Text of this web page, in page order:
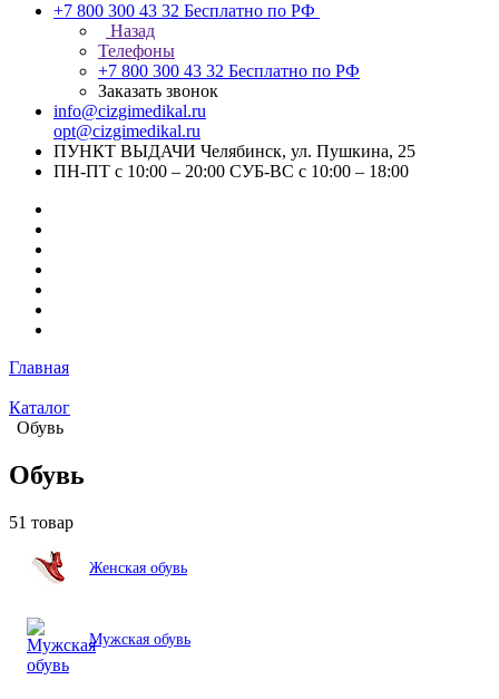
+7 800 300 43 32 Бесплатно по РФ
Назад
Телефоны
+7 800 300 43 32 Бесплатно по РФ
Заказать звонок
info@cizgimedikal.ru
opt@cizgimedikal.ru
ПУНКТ ВЫДАЧИ Челябинск, ул. Пушкина, 25
ПН-ПТ с 10:00 – 20:00 СУБ-ВС с 10:00 – 18:00
Главная
Каталог
Обувь
Обувь
51 товар
Женская обувь
Мужская обувь